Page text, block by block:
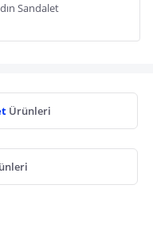
Sandalet
Ürünleri